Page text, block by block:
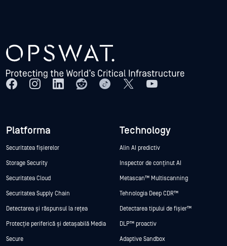
Platforma
Securitatea fișierelor
Storage Security
Securitatea Cloud
Securitatea Supply Chain
Detectarea și răspunsul la rețea
Protecție periferică și detașabilă Media
Secure
Technology
Alin AI predictiv
Inspector de conținut AI
Metascan™ Multiscanning
Tehnologia Deep CDR™
Detectarea tipului de fișier™
DLP™ proactiv
Adaptive Sandbox